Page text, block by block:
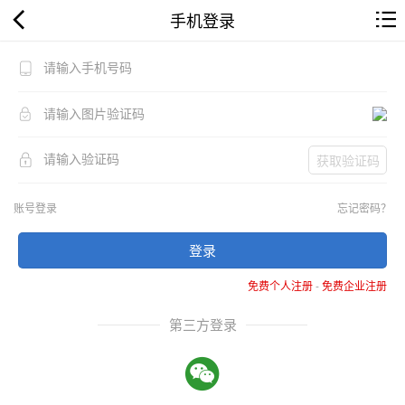
手机登录
获取验证码
账号登录 忘记密码？
登录
免费个人注册-免费企业注册
第三方登录